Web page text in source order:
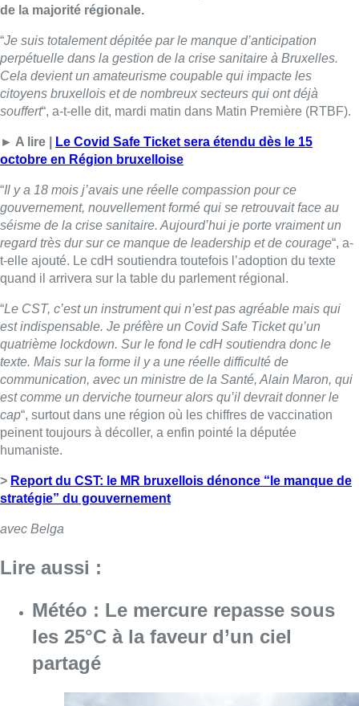
de la majorité régionale.
“Je suis totalement dépitée par le manque d’anticipation
perpétuelle dans la gestion de la crise sanitaire à Bruxelles.
Cela devient un amateurisme coupable qui impacte les
citoyens bruxellois et de nombreux secteurs qui ont déjà
souffert“, a-t-elle dit, mardi matin dans Matin Première (RTBF).
► A lire |
Le Covid Safe Ticket sera étendu dès le 15
octobre en Région bruxelloise
“Il y a 18 mois j’avais une réelle compassion pour ce
gouvernement, nouvellement formé qui se retrouvait face au
séisme de la crise sanitaire. Aujourd’hui je porte vraiment un
regard très dur sur ce manque de leadership et de courage“, a-
t-elle ajouté. Le cdH soutiendra toutefois l’adoption du texte
quand il arrivera sur la table du parlement régional.
“Le CST, c’est un instrument qui n’est pas agréable mais qui
est indispensable. Je préfère un Covid Safe Ticket qu’un
quatrième lockdown. Sur le fond le cdH soutiendra donc le
texte. Mais sur la forme il y a une réelle difficulté de
communication, avec un ministre de la Santé, Alain Maron, qui
est comme un derviche tourneur alors qu’il devrait donner le
cap“, surtout dans une région où les chiffres de vaccination
peinent toujours à décoller, a enfin pointé la députée
humaniste.
> Report du CST: le MR bruxellois dénonce “le manque de
stratégie” du gouvernement
avec Belga
Lire aussi :
Météo : Le mercure repasse sous
les 25°C à la faveur d’un ciel
partagé